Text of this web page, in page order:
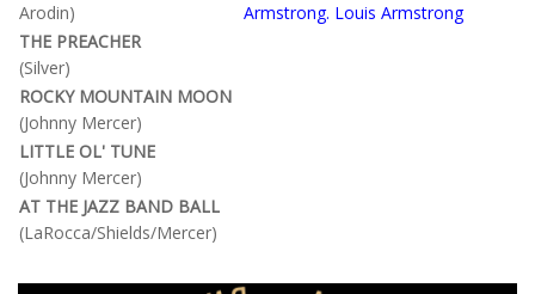
Arodin)
THE PREACHER
(Silver)
ROCKY MOUNTAIN MOON
(Johnny Mercer)
LITTLE OL' TUNE
(Johnny Mercer)
AT THE JAZZ BAND BALL
(LaRocca/Shields/Mercer)